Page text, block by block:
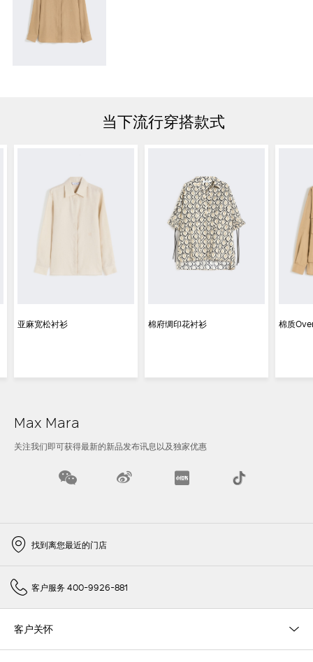
当下流行穿搭款式
亚麻宽松衬衫 棉府绸印花衬衫 棉质
Max Mara
关注我们即可获得最新的新品发布讯息以及独家优惠
找到离您最近的门店
客户服务 400-9926-881
客户关怀